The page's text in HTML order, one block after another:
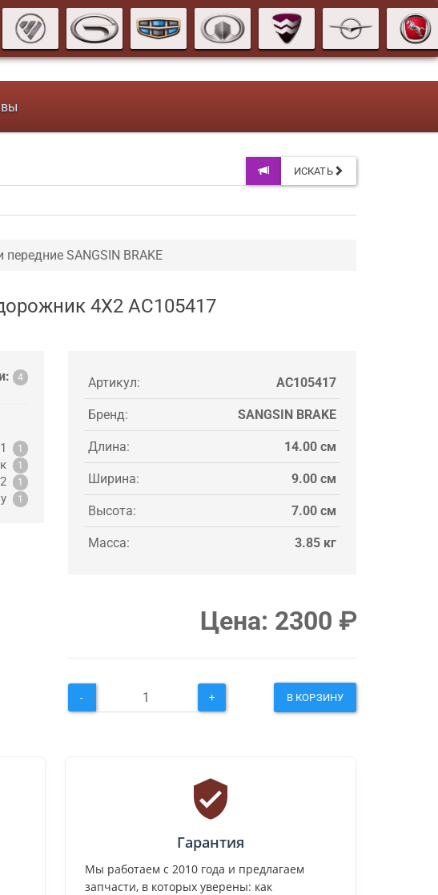
ИСКАТЬ
передние SANGSIN BRAKE
4X2 AC105417
4
1
1
1
1
Артикул: AC105417
Бренд: SANGSIN BRAKE
Длина: 14.00 см
Ширина: 9.00 см
Высота: 7.00 см
Масса: 3.85 кг
Цена: 2300 ₽
- + В КОРЗИНУ
Гарантия
Мы работаем с 2010 года и предлагаем
запчасти, в которых уверены: как